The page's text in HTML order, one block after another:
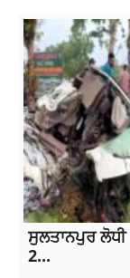
ਸੁਲਤਾਨਪੁਰ
2...